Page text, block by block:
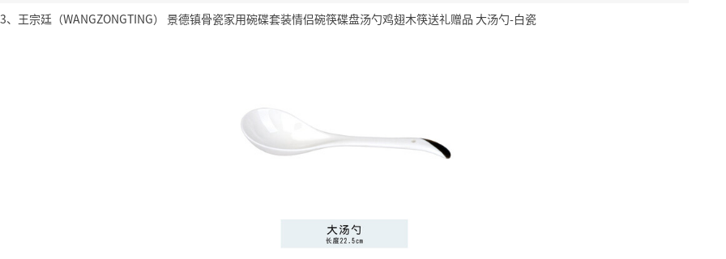
3、王宗廷（WANGZONGTING） 景德镇骨瓷家用碗碟套装情侣碗筷碟盘汤勺鸡翅木筷送礼赠品 大汤勺-白瓷